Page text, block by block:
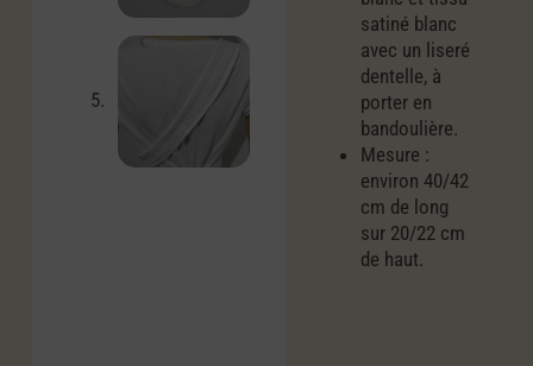
satiné blanc
avec un liseré
dentelle, à
porter en
bandoulière.
Mesure :
environ 40/42
cm de long
sur 20/22 cm
de haut.